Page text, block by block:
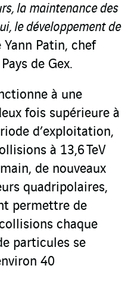
la maintenance des
le développement de
Yann Patin, chef
de Gex.
à une
fois supérieure à
d’exploitation,
à 13,6 TeV
de nouveaux
quadripolaires,
permettre de
chaque
particules se
40